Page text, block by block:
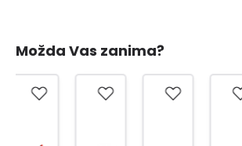
Možda Vas zanima?